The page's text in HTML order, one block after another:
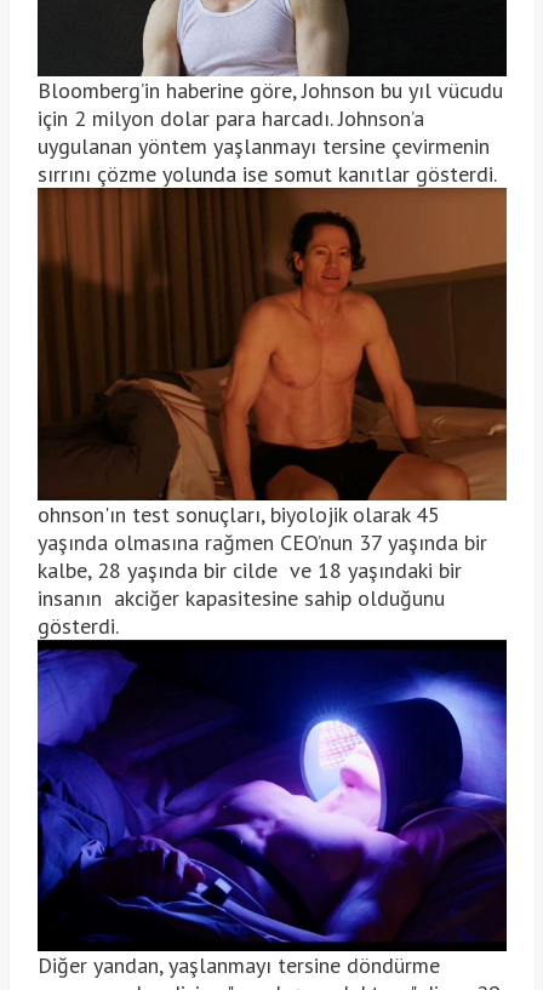
Bloomberg’in haberine göre, Johnson bu yıl vücudu
için 2 milyon dolar para harcadı. Johnson’a
uygulanan yöntem yaşlanmayı tersine çevirmenin
sırrını çözme yolunda ise somut kanıtlar gösterdi.
ohnson'ın test sonuçları, biyolojik olarak 45
yaşında olmasına rağmen CEO’nun 37 yaşında bir
kalbe, 28 yaşında bir cilde ve 18 yaşındaki bir
insanın akciğer kapasitesine sahip olduğunu
gösterdi.
Diğer yandan, yaşlanmayı tersine döndürme